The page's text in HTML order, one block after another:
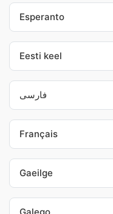
Esperanto
Eesti keel
فارسی
Français
Gaeilge